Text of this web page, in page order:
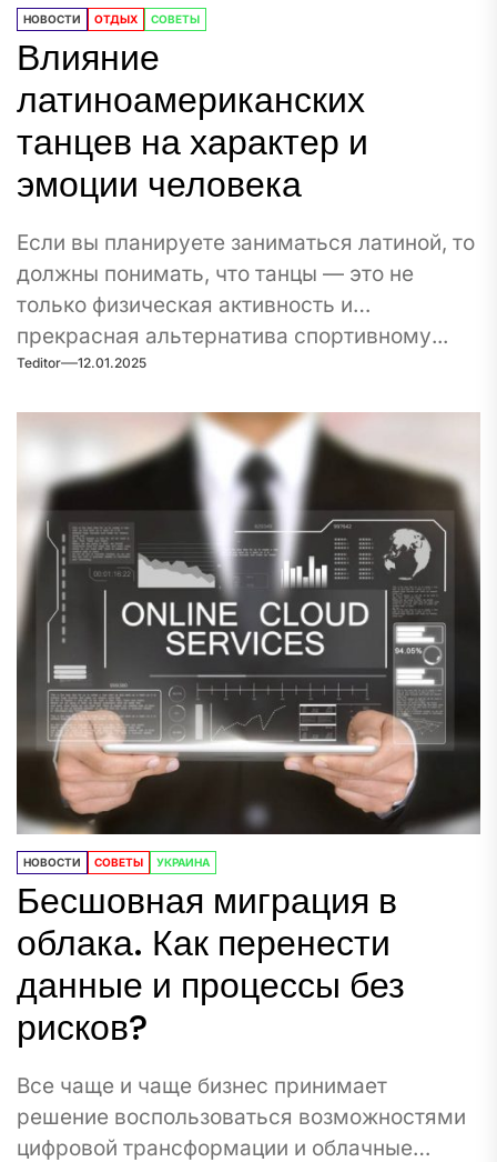
НОВОСТИ ОТДЫХ СОВЕТЫ
Влияние
латиноамериканских
танцев на характер и
эмоции человека
Если вы планируете заниматься латиной, то
должны понимать, что танцы — это не
только физическая активность и
прекрасная альтернатива спортивному...
Teditor 12.01.2025
НОВОСТИ СОВЕТЫ УКРАИНА
Бесшовная миграция в
облака. Как перенести
данные и процессы без
рисков?
Все чаще и чаще бизнес принимает
решение воспользоваться возможностями
цифровой трансформации и облачные